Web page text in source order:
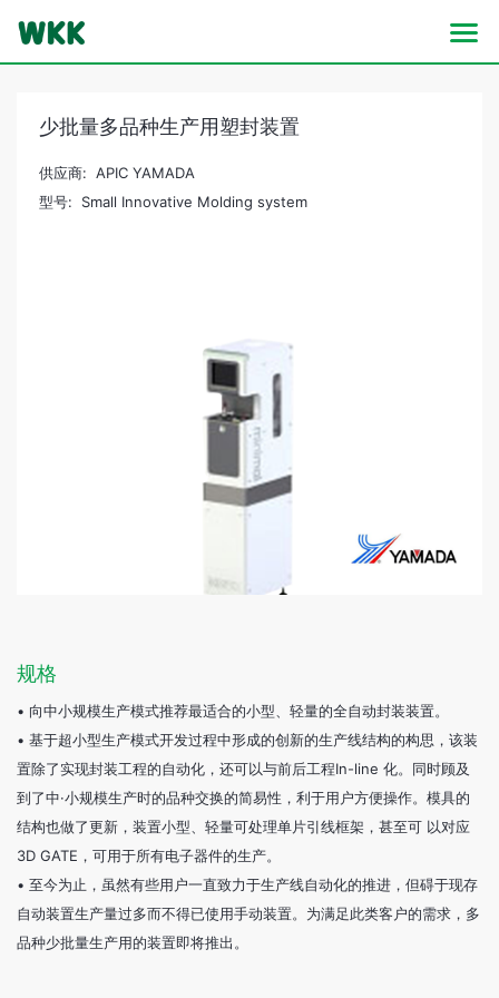
少批量多品种生产用塑封装置
供应商: APIC YAMADA
型号: Small Innovative Molding system
规格
• 向中小规模生产模式推荐最适合的小型、轻量的全自动封装装置。
• 基于超小型生产模式开发过程中形成的创新的生产线结构的构思，该装
置除了实现封装工程的自动化，还可以与前后工程In-line 化。同时顾及
到了中·小规模生产时的品种交换的简易性，利于用户方便操作。模具的
结构也做了更新，装置小型、轻量可处理单片引线框架，甚至可 以对应
3D GATE，可用于所有电子器件的生产。
• 至今为止，虽然有些用户一直致力于生产线自动化的推进，但碍于现存
自动装置生产量过多而不得已使用手动装置。为满足此类客户的需求，多
品种少批量生产用的装置即将推出。